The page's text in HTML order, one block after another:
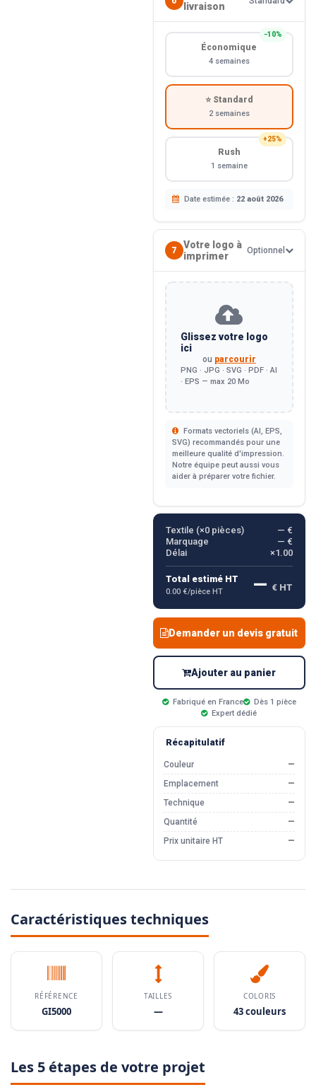
livraison
−10%
Économique
4 semaines
⭐ Standard
2 semaines
+25%
Rush
1 semaine
Date estimée : 22 août 2026
7
Votre logo à
imprimer
Optionnel
Glissez votre logo
ici
ou parcourir
PNG · JPG · SVG · PDF · AI
· EPS — max 20 Mo
Formats vectoriels (AI, EPS,
SVG) recommandés pour une
meilleure qualité d'impression.
Notre équipe peut aussi vous
aider à préparer votre fichier.
Textile (×0pièces)
— €
Marquage
— €
Délai
×1.00
Total estimé HT
0.00 €/pièce HT — € HT
Demander un devis gratuit
Ajouter au panier
Fabriqué en France
Dès 1 pièce
Expert dédié
Récapitulatif
Couleur
—
Emplacement
—
Technique
—
Quantité
—
Prix unitaire HT
—
Caractéristiques techniques
RÉFÉRENCE
GI5000
TAILLES
—
COLORIS
43 couleurs
Les 5 étapes de votre projet